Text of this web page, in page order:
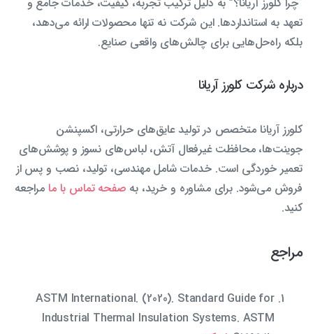
تعهد به استانداردها. این شرکت نه تنها محصولات ارائه می‌دهد،
بلکه راه‌حل‌هایی برای چالش‌های واقعی صنایع.
درباره شرکت کلورز آریانا
کلورز آریانا متخصص در تولید عایق‌های حرارتی، اکسپنشن
جوینت‌ها، محافظت غیرفعال آتش، لباس‌های نسوز و پوشش‌های
تعمیر خوردگی است. خدمات شامل مهندسی، تولید، نصب و پس از
فروش می‌شود. برای مشاوره و خرید، به صفحه تماس با ما مراجعه
کنید.
مراجع
ASTM International. (2020). Standard Guide for
Industrial Thermal Insulation Systems. ASTM